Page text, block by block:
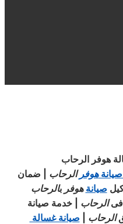
هوفر الرحاب | ضمان
صيانة هوفر بالرحاب
فى الرحاب
خدمة صيانة
الرحاب
صيانة غسالة